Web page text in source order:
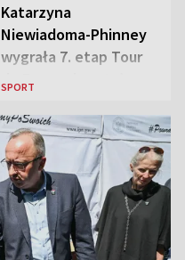
Katarzyna
Niewiadoma-Phinney
wygrała 7. etap Tour
de France i została
SPORT